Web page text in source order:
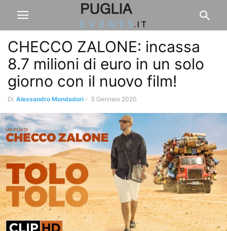
CHECCO ZALONE: incassa
8.7 milioni di euro in un solo
giorno con il nuovo film!
Di Alessandro Mondadori - 3 Gennaio 2020